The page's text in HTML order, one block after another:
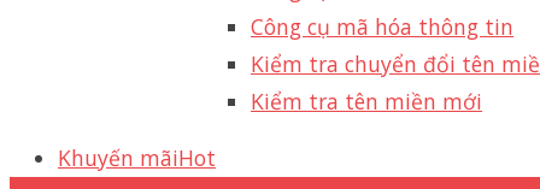
Công cụ mã hóa thông tin
Kiểm tra chuyển đổi tên
Kiểm tra tên miền mới
Khuyến mãiHot